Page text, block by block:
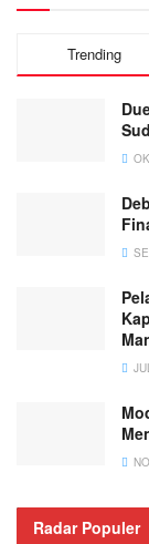
Trending
Radar Populer